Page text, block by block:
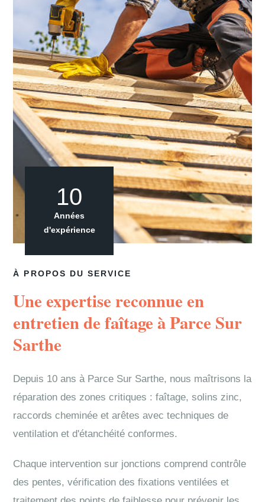
À PROPOS DU SERVICE
Une expertise reconnue en
entretien de faîtage à Parce Sur
Sarthe
Depuis 10 ans à Parce Sur Sarthe, nous maîtrisons la
réparation des zones critiques : faîtage, solins zinc,
raccords cheminée et arêtes avec techniques de
ventilation et d'étanchéité conformes.
Chaque intervention sur jonctions comprend contrôle
des pentes, vérification des fixations ventilées et
10
Années
d'expérience